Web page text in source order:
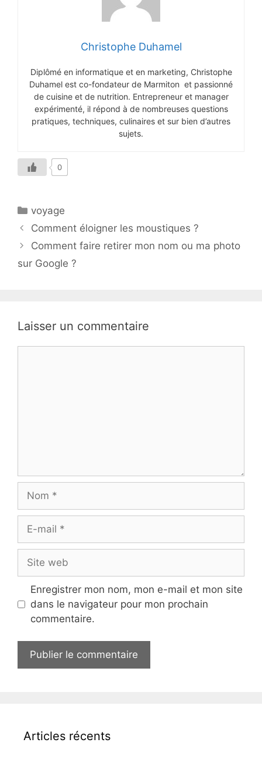
Christophe Duhamel
Diplômé en informatique et en marketing, Christophe
Duhamel est co-fondateur de Marmiton et passionné
de cuisine et de nutrition. Entrepreneur et manager
expérimenté, il répond à de nombreuses questions
pratiques, techniques, culinaires et sur bien d’autres
sujets.
0
Catégories
voyage
Comment éloigner les moustiques ?
Comment faire retirer mon nom ou ma photo
sur Google ?
Laisser un commentaire
mail
web
Enregistrer mon nom, mon e-mail et mon site
dans le navigateur pour mon prochain
commentaire.
Articles récents